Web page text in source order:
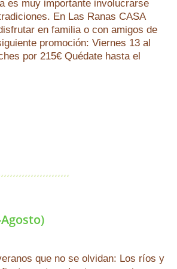
es muy importante involucrarse
En Las Ranas CASA
en familia o con amigos de
promoción: Viernes 13 al
por 215€ Quédate hasta el
que no se olvidan: Los ríos y